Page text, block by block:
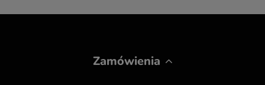
Zamówienia